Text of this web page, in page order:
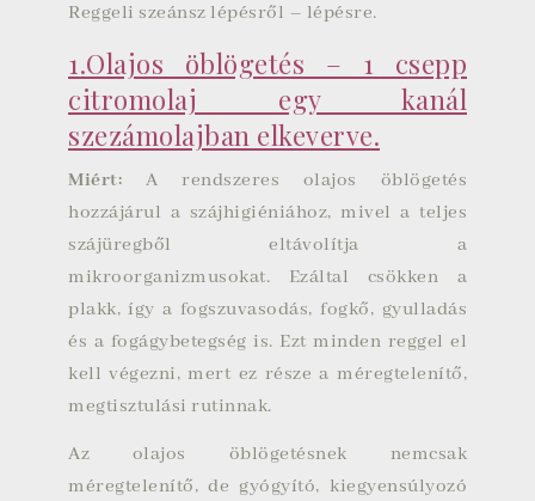
Reggeli szeánsz lépésről – lépésre.
1.Olajos öblögetés – 1 csepp
citromolaj egy kanál
szezámolajban elkeverve.
Miért: A rendszeres olajos öblögetés
hozzájárul a szájhigiéniához, mivel a teljes
szájüregből eltávolítja a
mikroorganizmusokat. Ezáltal csökken a
plakk, így a fogszuvasodás, fogkő, gyulladás
és a fogágybetegség is. Ezt minden reggel el
kell végezni, mert ez része a méregtelenítő,
megtisztulási rutinnak.
Az olajos öblögetésnek nemcsak
méregtelenítő, de gyógyító, kiegyensúlyozó